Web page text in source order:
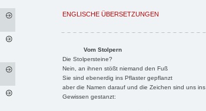
ENGLISCHE ÜBERSETZUNGEN
Vom Stolpern
Die Stolpersteine?
Nein, an ihnen stößt niemand den Fuß
Sie sind ebenerdig ins Pflaster gepflanzt
aber die Namen darauf und die Zeichen sind uns ins
Gewissen gestanzt: